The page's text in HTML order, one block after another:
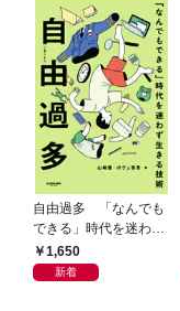
自由過多 「なんでも
できる」時代を迷わず
生きる技術
1,650
新着